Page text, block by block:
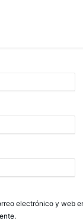
electrónico y web